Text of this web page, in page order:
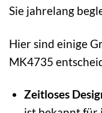
Sie jahrelang
Hier sind einige
MK4735
Zeitloses